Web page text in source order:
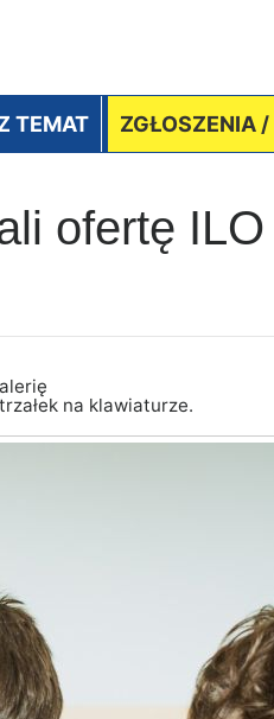
TEMAT ZGŁOSZENIA
ofertę
na klawiaturze.